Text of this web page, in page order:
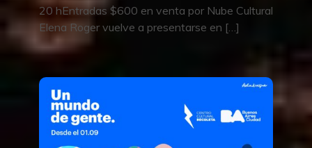
20 hEntradas $600 en venta por Nube Cultural
Elena Roger vuelve a presentarse en […]